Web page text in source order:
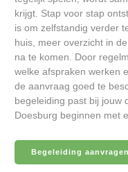
krijgt. Stap voor stap
is om zelfstandig verder
huis, meer overzicht in
na te komen. Door
welke afspraken werken
de aanvraag goed te
begeleiding past bij jouw
Doesburg beginnen met
Begeleiding aanvragen